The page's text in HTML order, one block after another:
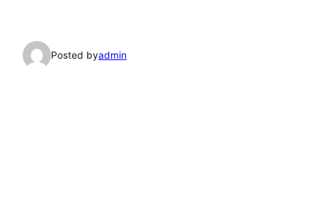
Posted byadmin